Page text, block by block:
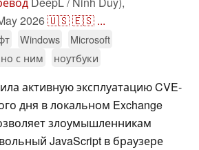
2026🇺🇸🇪🇸 ...
Windows
Microsoft
с ним
ноутбуки
активную эксплуатацию CVE-
дня в локальном Exchange
злоумышленникам
JavaScript в браузере